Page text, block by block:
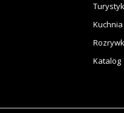
Kuchnia
Katalog